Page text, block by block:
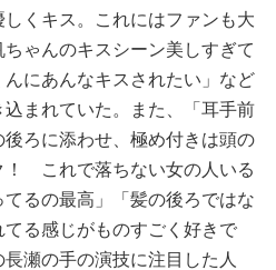
くキス。これにはファンも大
ゃんのキスシーン美しすぎて
にあんなキスされたい」など
まれていた。また、「耳手前
ろに添わせ、極め付きは頭の
！ これで落ちない女の人いる
るの最高」「髪の後ろではな
る感じがものすごく好きで
瀬の手の演技に注目した人